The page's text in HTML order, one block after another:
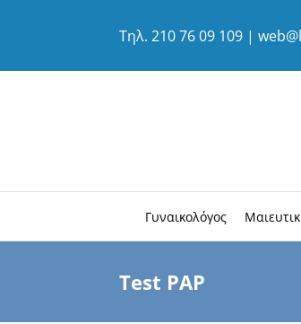
Τηλ. 210 76 09 109 |
Γυναικολόγος
Test PAP